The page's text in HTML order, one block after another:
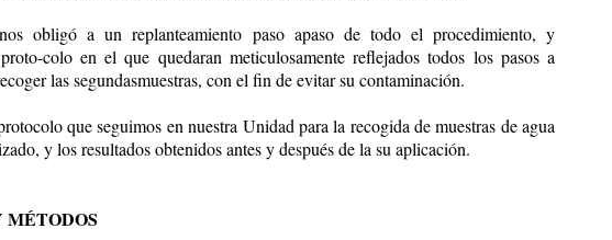
obligó a un replanteamiento paso apaso de todo el procedimiento, y
colo en el que quedaran meticulosamente reflejados todos los pasos a
las segundasmuestras, con el fin de evitar su contaminación.
que seguimos en nuestra Unidad para la recogida de muestras de agua
y los resultados obtenidos antes y después de la su aplicación.